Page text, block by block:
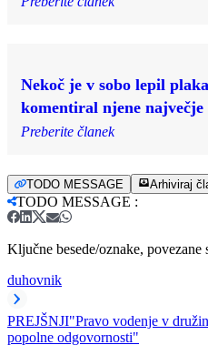
Nekoč je v sobo lepil
komentiral njene največje
Preberite članek
TODO MESSAGE Arhiviraj
TODO MESSAGE :
Ključne besede/oznake, povezane
duhovnik
PREJŠNJI"Pravo vodenje v
popolne odgovornosti"